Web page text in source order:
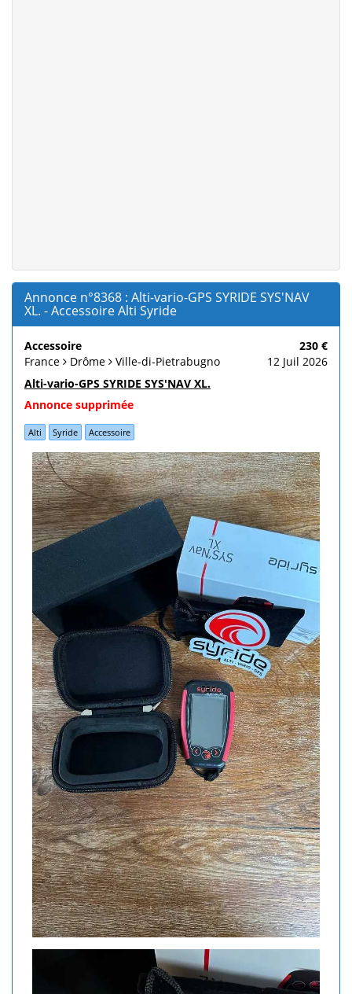
Annonce n°8368 : Alti-vario-GPS SYRIDE SYS'NAV
XL. - Accessoire Alti Syride
Accessoire
230 €
France
Drôme Ville-di-Pietrabugno
12 Juil 2026
Alti-vario-GPS SYRIDE SYS'NAV XL.
Annonce supprimée
Alti Syride Accessoire